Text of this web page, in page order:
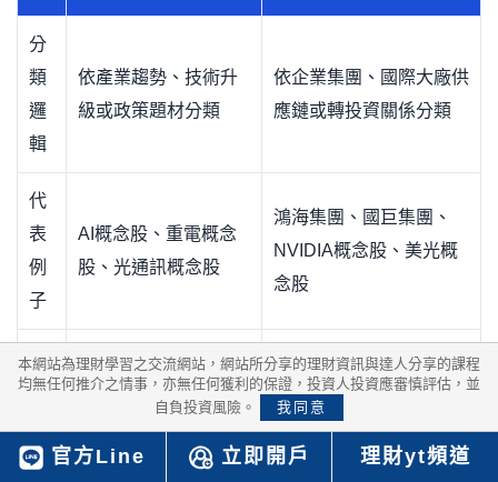
官方Line 立即開戶 理財yt頻道
分
類
邏
輯
依產業趨勢、技術升
級或政策題材分類
依企業集團、國際大廠供
應鏈或轉投資關係分類
代
表
例
子
AI概念股、重電概念
股、光通訊概念股
鴻海集團、國巨集團、
NVIDIA概念股、美光概
念股
投
資
點
市場需求、產業景
氣、供應鏈位置、技
術門檻
集團資源、轉投資價值、
客戶關係、供應鏈訂單
本網站為理財學習之交流網站，網站所分享的理財資訊與達人分享的課程
均無任何推介之情事，亦無任何獲利的保證，投資人投資應審慎評估，並
自負投資風險。
我同意